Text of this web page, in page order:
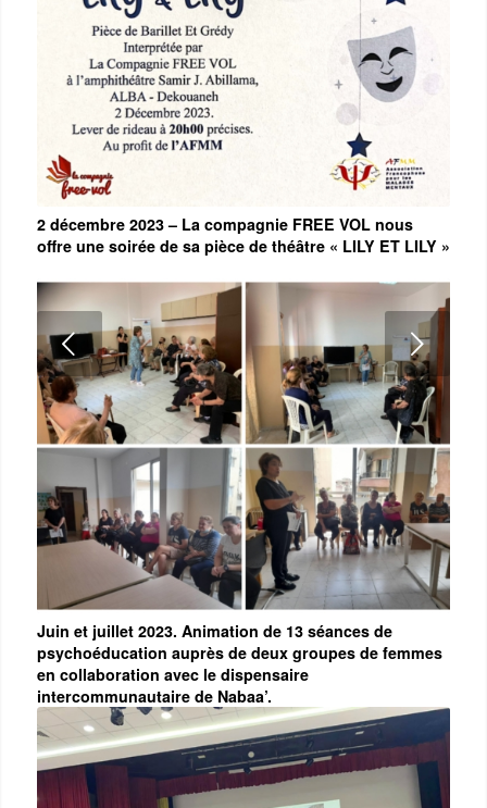
2 décembre 2023 – La compagnie FREE VOL nous
offre une soirée de sa pièce de théâtre « LILY ET LILY »
Juin et juillet 2023. Animation de 13 séances de
psychoéducation auprès de deux groupes de femmes
en collaboration avec le dispensaire
intercommunautaire de Nabaa’.
Next